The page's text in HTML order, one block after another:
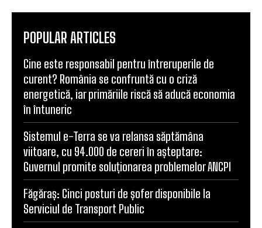
POPULAR ARTICLES
Cine este responsabil pentru întreruperile de
curent? România se confruntă cu o criză
energetică, iar primăriile riscă să aducă economia
în întuneric
Sistemul e-Terra se va relansa săptămâna
viitoare, cu 94.000 de cereri în așteptare:
Guvernul promite soluționarea problemelor ANCPI
Făgăraș: Cinci posturi de șofer disponibile la
Serviciul de Transport Public